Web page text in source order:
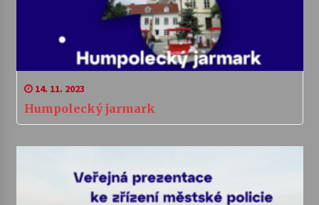
14. 11. 2023
Humpolecký jarmark